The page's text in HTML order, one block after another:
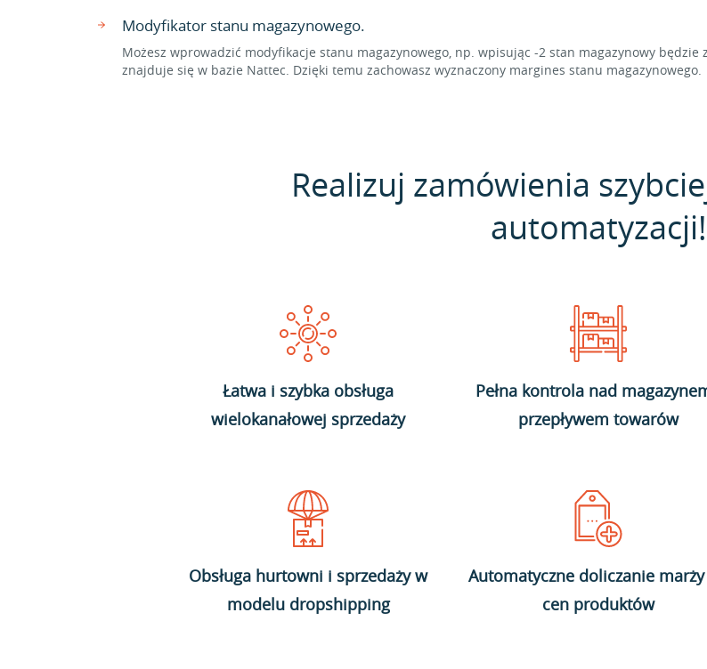
Modyfikator stanu magazynowego.
Możesz wprowadzić modyfikacje stanu magazynowego, np. wpisując -2 stan magazynowy
znajduje się w bazie Nattec. Dzięki temu zachowasz wyznaczony margines stanu magazynowego.
Realizuj zamówienia
automatyzacji!
Łatwa i szybka obsługa
wielokanałowej sprzedaży
Pełna kontrola nad
przepływem towarów
Obsługa hurtowni i sprzedaży w
modelu dropshipping
Automatyczne doliczanie
cen produktów